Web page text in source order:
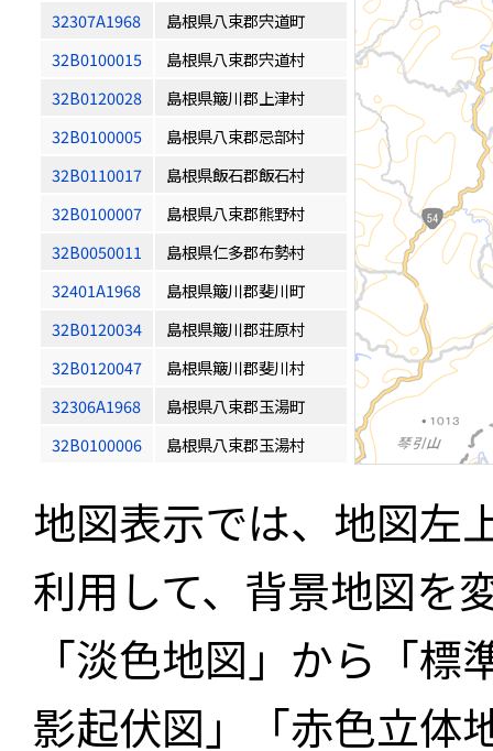
32307A1968
島根県八束郡宍道町
32B0100015
島根県八束郡宍道村
32B0120028
島根県簸川郡上津村
32B0100005
島根県八束郡忌部村
32B0110017
島根県飯石郡飯石村
32B0100007
島根県八束郡熊野村
32B0050011
島根県仁多郡布勢村
32401A1968
島根県簸川郡斐川町
32B0120034
島根県簸川郡荘原村
32B0120047
島根県簸川郡斐川村
32306A1968
島根県八束郡玉湯町
32B0100006
島根県八束郡玉湯村
地図表示では、地図左
利用して、背景地図を
「淡色地図」から「
影起伏図」「赤色立体